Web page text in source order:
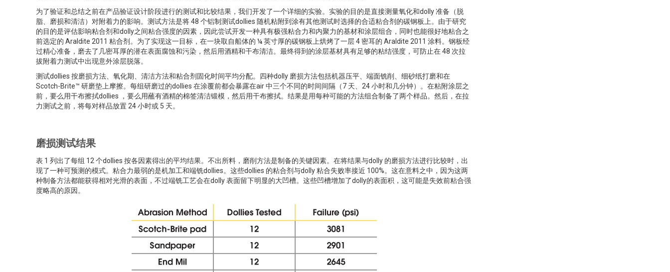
为了验证和总结之前在产品验证设计阶段进行的测试和比较结果，我们开发了一个详细的实验。实验的目的是直接测量氧化和dolly 准备（脱
脂、磨损和清洁）对附着力的影响。测试方法是将 48 个铝制测试dollies 随机粘附到涂有其他测试时选择的合适粘合剂的碳钢板上。由于研究
的目的是评估影响粘合剂和dolly之间粘合强度的因素，因此尝试开发一种具有极强粘合力和内聚力的基材和涂层组合，同时也能很好地粘合之
前选定的 Araldite 2011 粘合剂。为了实现这一目标，在一块取自船体的 ¼ 英寸厚的碳钢板上烘烤了一层 4 密耳的 Araldite 2011 涂料。钢板经
过精心准备，磨去了几密耳厚的潜在表面腐蚀和污染，然后用酒精和干布清洁。最终得到的涂层基材具有足够的粘结强度，可防止在 48 次拉
拔附着力测试中出现意外涂层脱落。
测试dollies 按磨损方法、氧化期、清洁方法和粘合剂固化时间平均分配。四种dolly 磨损方法包括机器压平、端面铣削、细砂纸打磨和在
Scotch-Brite™ 研磨垫上摩擦。每组研磨过的dollies 在涂覆前都会暴露在air 中三个不同的时间间隔（7 天、24 小时和几分钟）。在粘附涂层之
前，要么用干布擦拭dollies ，要么用蘸有酒精的棉签清洁锻模，然后用干布擦拭。结果是用每种可能的方法组合制备了两个样品。然后，在拉
力测试之前，将每对样品放置 24 小时或 5 天。
磨损测试结果
表 1 列出了每组 12 个dollies 按各因素得出的平均结果。不出所料，磨削方法是制备的关键因素。在将结果与dolly 的磨损方法进行比较时，出
现了一种可预测的模式。粘合力最弱的是机加工和端铣dollies。这些dollies 的粘合剂与dolly 粘合失败率接近 100%。这在意料之中，因为这两
种制备方法都能获得相对光滑的表面，不过端铣工艺会在dolly 表面留下明显的大凹槽。这些凹槽增加了dolly的表面积，这可能是失效前粘合强
度略高的原因。